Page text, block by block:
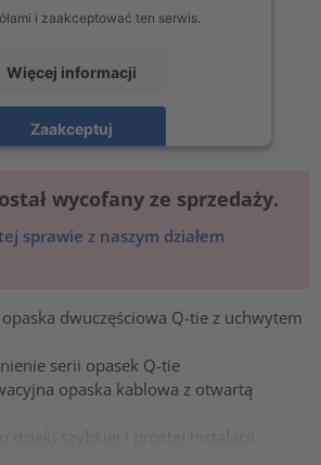
i zaakceptować ten serwis.
Więcej informacji
Zaakceptuj
wycofany ze sprzedaży.
sprawie z naszym działem
dwuczęściowa Q-tie z uchwytem
serii opasek Q-tie
opaska kablowa z otwartą